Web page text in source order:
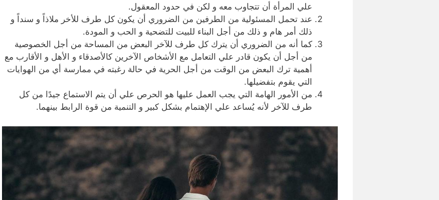
علي المرأة أن تتجاوب معه و لكن في حدود المعقول.
عند تحمل المسئولية من الطرفين من الضروري أن يكون كل طرف للأخر ملاذاً و سنداً و
ذلك أمر هام و ذلك من أجل البناء للبيت للتضحية و الحب و المودة.
كما أنه من الضروري أن يترك كل طرف للآخر البعض من المساحة من أجل الخصوصية
من أجل أن يكون قادر علي التعامل مع الأشخاص الآخرين كالأصدقاء و الأهل و الأقارب مع
أهمية ترك البعض من الوقت من أجل الحرية في حالة رغبته في ممارسة أي من الهوايات
التي يقوم بتفضيلها.
من الأمور الهامة التي يجب العمل عليها هو الحرص علي أن يتم الاستماع جيدًا من كل
طرف للآخر لأنه يُساعد علي الإهتمام بشكل كبير و التنمية من قوة الرابط بينهما.